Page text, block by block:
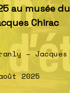
au musée du
Chirac
– Jacques
2025